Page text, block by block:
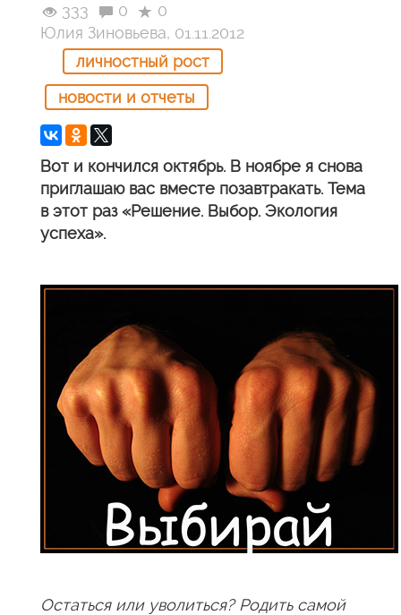
333 0
0
Юлия Зиновьева, 01.11.2012
личностный рост
новости и отчеты
Вот и кончился октябрь. В ноябре я снова
приглашаю вас вместе позавтракать. Тема
в этот раз «Решение. Выбор. Экология
успеха».
Остаться или уволиться? Родить самой